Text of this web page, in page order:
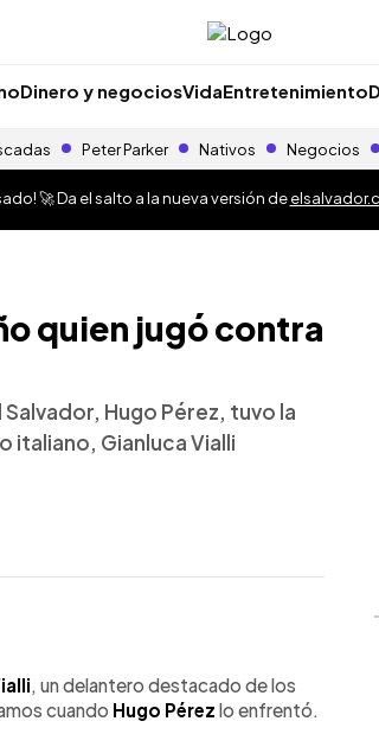
Dinero y negociosVidaEntretenimiento
Peter Parker Nativos Negocios
🚀 Da el salto a la nueva versión de
quien jugó contra
Hugo Pérez, tuvo la
Gianluca Vialli
, un delantero destacado de los
cuando Hugo Pérez lo enfrentó.